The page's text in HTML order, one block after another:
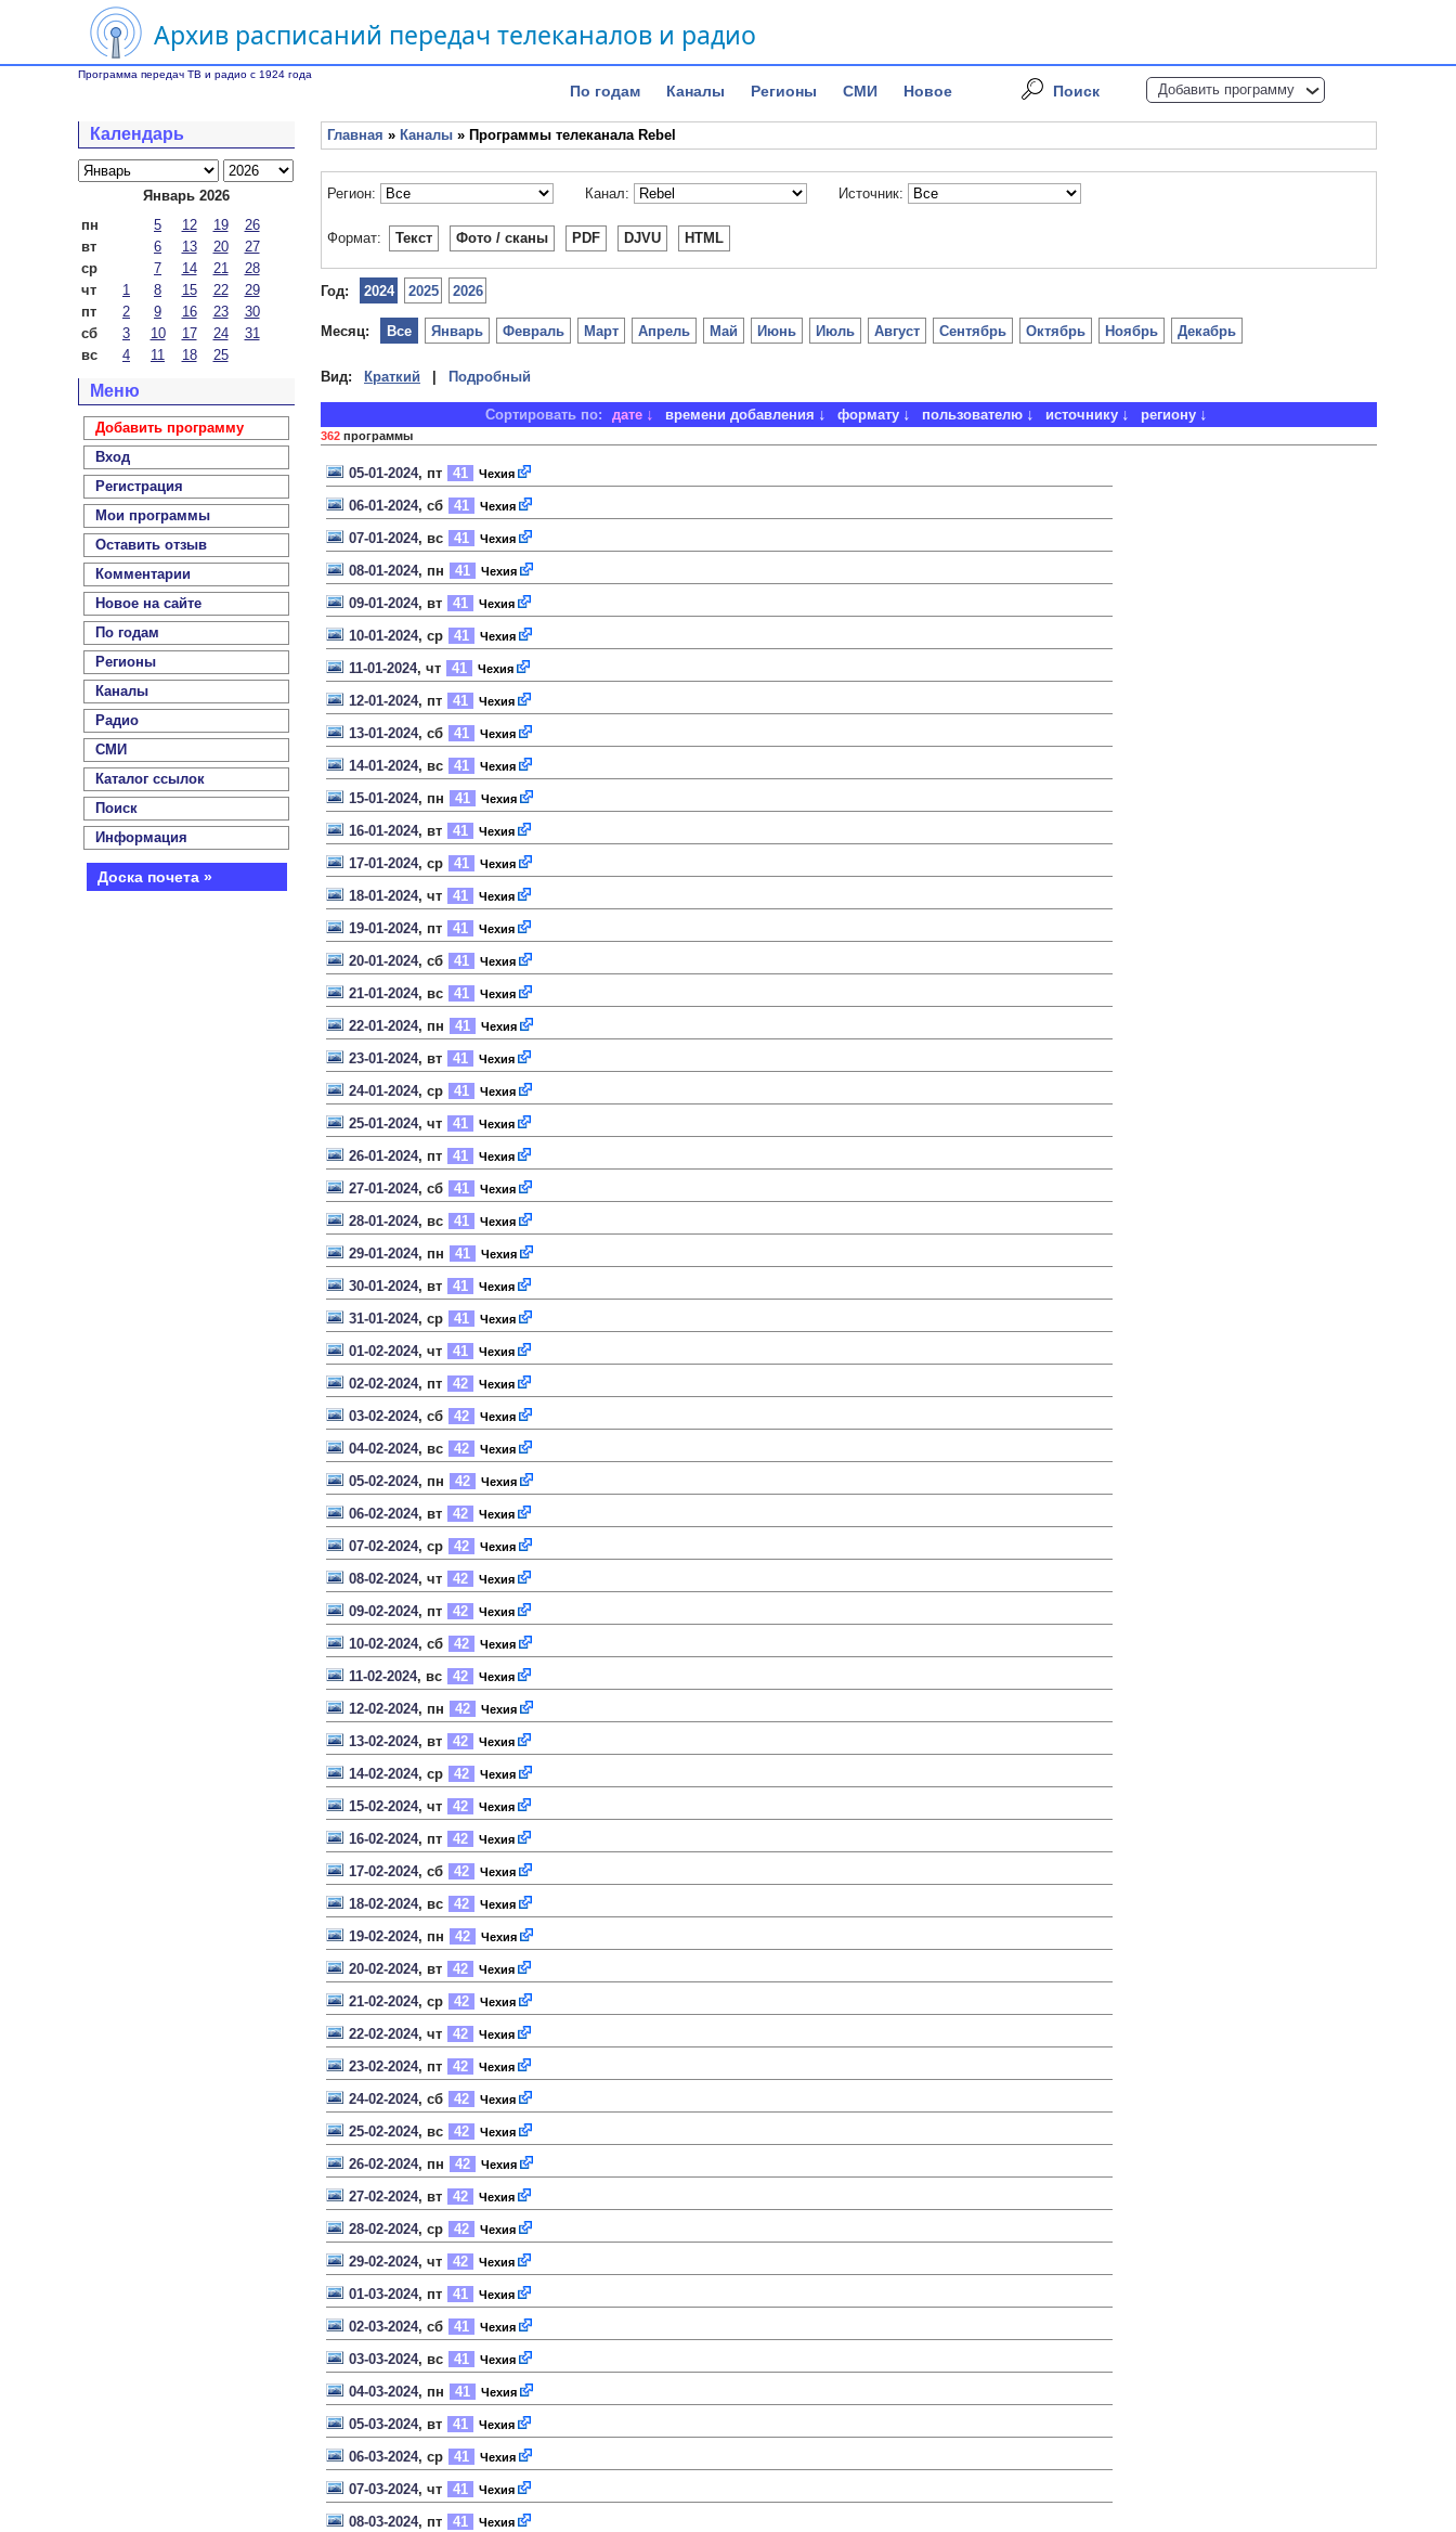
Архив расписаний передач телеканалов и радио
Программа передач ТВ и радио с 1924 года
По годам Каналы Регионы СМИ Новое Поиск Добавить программу
Календарь
Январь 2026
пн
5 12 19
26
вт
6 13 20
27
ср
7 14 21
28
чт
1 8 15 22
29
пт
2 9 16 23
30
сб
3 10 17 24
31
вс
4 11 18 25
Меню
Добавить программу
Вход
Регистрация
Мои программы
Оставить отзыв
Комментарии
Новое на сайте
По годам
Регионы
Каналы
Радио
СМИ
Каталог ссылок
Поиск
Информация
Доска почета »
Главная » Каналы » Программы телеканала Rebel
Регион: Канал: Источник:
Формат: Текст Фото / сканы PDF DJVU HTML
Год: 2024 2025 2026
Месяц: Январь Февраль Март Апрель Май Июнь Июль Август Сентябрь Октябрь Ноябрь Декабрь
Все
Вид: Краткий Подробный
Сортировать по: дате времени добавления формату пользователю источнику региону
362 программы
05-01-2024, пт 41 Чехия
06-01-2024, сб 41 Чехия
07-01-2024, вс 41 Чехия
08-01-2024, пн 41 Чехия
09-01-2024, вт 41 Чехия
10-01-2024, ср 41 Чехия
11-01-2024, чт 41 Чехия
12-01-2024, пт 41 Чехия
13-01-2024, сб 41 Чехия
14-01-2024, вс 41 Чехия
15-01-2024, пн 41 Чехия
16-01-2024, вт 41 Чехия
17-01-2024, ср 41 Чехия
18-01-2024, чт 41 Чехия
19-01-2024, пт 41 Чехия
20-01-2024, сб 41 Чехия
21-01-2024, вс 41 Чехия
22-01-2024, пн 41 Чехия
23-01-2024, вт 41 Чехия
24-01-2024, ср 41 Чехия
25-01-2024, чт 41 Чехия
26-01-2024, пт 41 Чехия
27-01-2024, сб 41 Чехия
28-01-2024, вс 41 Чехия
29-01-2024, пн 41 Чехия
30-01-2024, вт 41 Чехия
31-01-2024, ср 41 Чехия
01-02-2024, чт 41 Чехия
02-02-2024, пт 42 Чехия
03-02-2024, сб 42 Чехия
04-02-2024, вс 42 Чехия
05-02-2024, пн 42 Чехия
06-02-2024, вт 42 Чехия
07-02-2024, ср 42 Чехия
08-02-2024, чт 42 Чехия
09-02-2024, пт 42 Чехия
10-02-2024, сб 42 Чехия
11-02-2024, вс 42 Чехия
12-02-2024, пн 42 Чехия
13-02-2024, вт 42 Чехия
14-02-2024, ср 42 Чехия
15-02-2024, чт 42 Чехия
16-02-2024, пт 42 Чехия
17-02-2024, сб 42 Чехия
18-02-2024, вс 42 Чехия
19-02-2024, пн 42 Чехия
20-02-2024, вт 42 Чехия
21-02-2024, ср 42 Чехия
22-02-2024, чт 42 Чехия
23-02-2024, пт 42 Чехия
24-02-2024, сб 42 Чехия
25-02-2024, вс 42 Чехия
26-02-2024, пн 42 Чехия
27-02-2024, вт 42 Чехия
28-02-2024, ср 42 Чехия
29-02-2024, чт 42 Чехия
01-03-2024, пт 41 Чехия
02-03-2024, сб 41 Чехия
03-03-2024, вс 41 Чехия
04-03-2024, пн 41 Чехия
05-03-2024, вт 41 Чехия
06-03-2024, ср 41 Чехия
07-03-2024, чт 41 Чехия
08-03-2024, пт 41 Чехия